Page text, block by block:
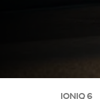
IONIQ 6